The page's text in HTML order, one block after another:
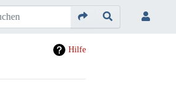
Hilfe